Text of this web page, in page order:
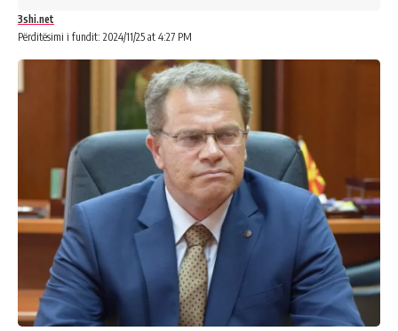
Përditësimi i fundit: 2024/11/25 at 4:27 PM
3shi.net